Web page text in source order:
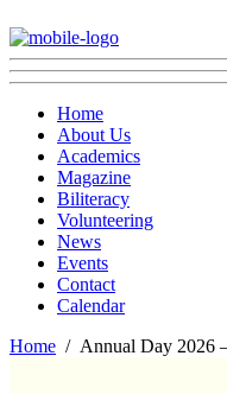
Home
About Us
Academics
Magazine
Biliteracy
Volunteering
News
Events
Contact
Calendar
Home
Annual Day 2026